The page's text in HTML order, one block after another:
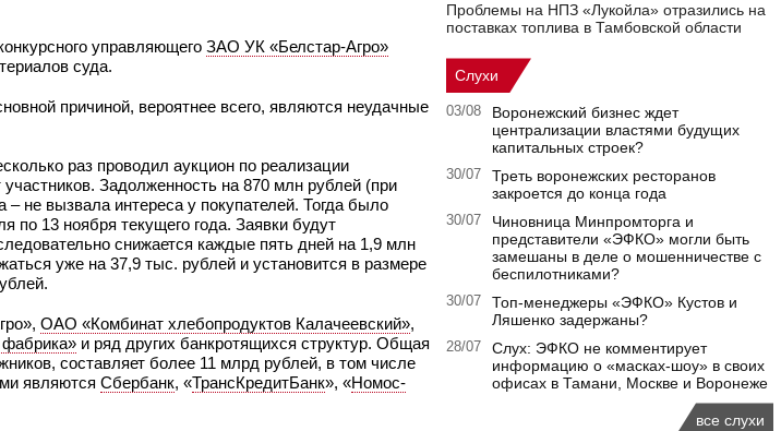
управляющего ЗАО УК «Белстар-Агро»
суда.
причиной, вероятнее всего, являются неудачные
раз проводил аукцион по реализации
Задолженность на 870 млн рублей (при
не вызвала интереса у покупателей. Тогда было
по 13 ноября текущего года. Заявки будут
снижается каждые пять дней на 1,9 млн
уже на 37,9 тыс. рублей и установится в размере
ОАО «Комбинат хлебопродуктов Калачеевский»,
и ряд других банкротящихся структур. Общая
составляет более 11 млрд рублей, в том числе
являются Сбербанк, «ТрансКредитБанк», «Номос-
Проблемы на НПЗ «Лукойла» отразились на
поставках топлива в Тамбовской области
Слухи
03/08
Воронежский бизнес ждет
централизации властями будущих
капитальных строек?
30/07
Треть воронежских ресторанов
закроется до конца года
30/07
Чиновница Минпромторга и
представители «ЭФКО» могли быть
замешаны в деле о мошенничестве с
беспилотниками?
30/07
Топ-менеджеры «ЭФКО» Кустов и
Ляшенко задержаны?
28/07
Слух: ЭФКО не комментирует
информацию о «масках-шоу» в своих
офисах в Тамани, Москве и Воронеже
все слухи